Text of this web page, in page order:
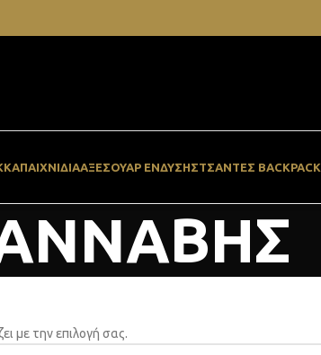
ΠΑΙΧΝΙΔΙΑΑΞΕΣΟΥΆΡ ΈΝΔΥΣΗΣΤΣΆΝΤΕΣ BACKPACK
με την επιλογή σας.